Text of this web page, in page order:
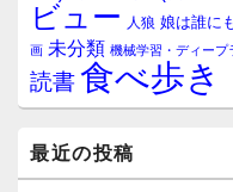
ビュー 人狼 娘は誰に
画 未分類 機械学習・ディープ
読書食べ歩き
最近の投稿